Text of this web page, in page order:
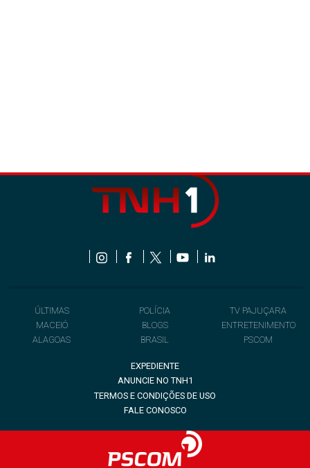
ÚLTIMAS
MACEIÓ
ALAGOAS
POLÍCIA
BLOGS
BRASIL
TV PAJUÇARA
ENTRETENIMENTO
PSCOM
EXPEDIENTE
ANUNCIE NO TNH1
TERMOS E CONDIÇÕES DE USO
FALE CONOSCO